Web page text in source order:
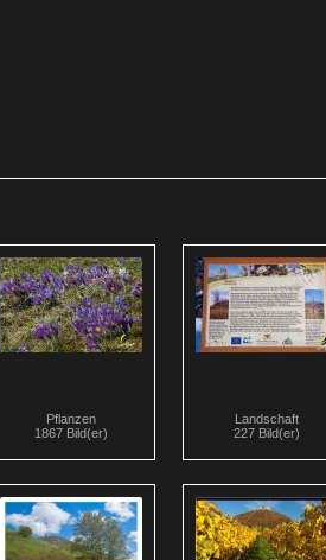
Pflanzen
1867 Bild(er)
Landschaft
227 Bild(er)